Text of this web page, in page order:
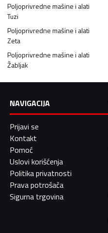
Poljoprivredne mašine i alati
Tuzi
Poljoprivredne mašine i alati
Zeta
Poljoprivredne mašine i alati
Žabljak
NAVIGACIJA
Prijavi se
Kontakt
Pomoć
Uslovi korišćenja
Politika privatnosti
Prava potrošača
Sigurna trgovina